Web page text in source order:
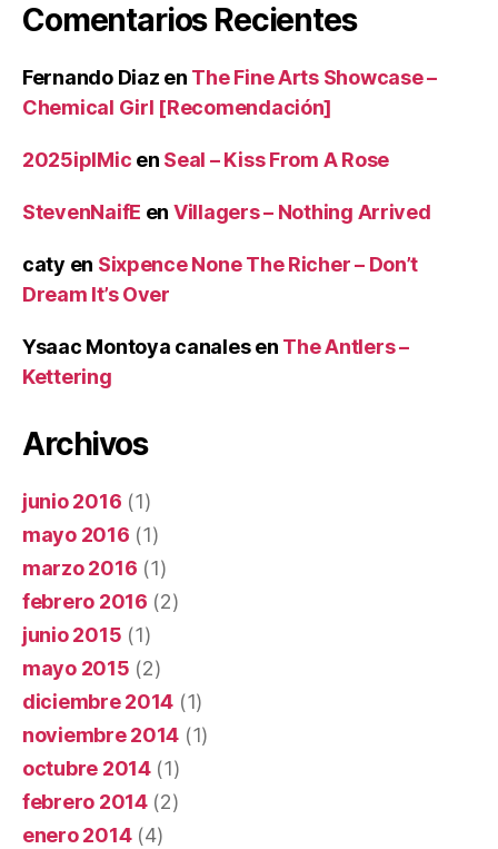
Comentarios Recientes
Fernando Diaz en The Fine Arts Showcase –
Chemical Girl [Recomendación]
2025iplMic en Seal – Kiss From A Rose
StevenNaifE en Villagers – Nothing Arrived
caty en Sixpence None The Richer – Don’t
Dream It’s Over
Ysaac Montoya canalesen The Antlers –
Kettering
Archivos
junio 2016 (1)
mayo 2016 (1)
marzo 2016 (1)
febrero 2016 (2)
junio 2015 (1)
mayo 2015 (2)
diciembre 2014 (1)
noviembre 2014 (1)
octubre 2014(1)
febrero 2014(2)
enero 2014(4)